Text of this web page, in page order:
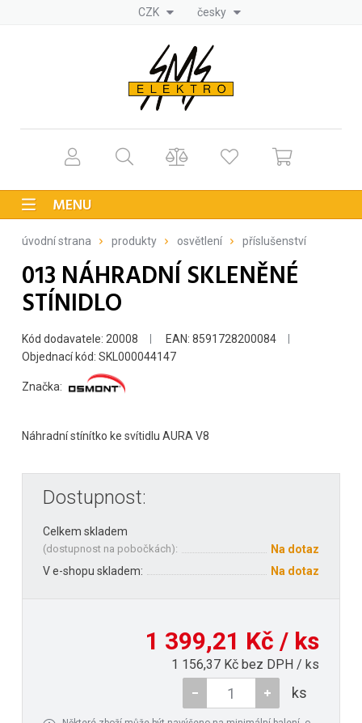
CZK česky
MENU
úvodní strana produkty osvětlení příslušenství
013 NÁHRADNÍ SKLENĚNÉ
STÍNIDLO
Kód dodavatele: 20008
EAN: 8591728200084
Objednací kód: SKL000044147
Značka:
Náhradní stínítko ke svítidlu AURA V8
Dostupnost:
Celkem skladem
(dostupnost na pobočkách):
Na dotaz
V e-shopu skladem:
Na dotaz
1 399,21 Kč / ks
1 156,37 Kč bez DPH / ks
ks